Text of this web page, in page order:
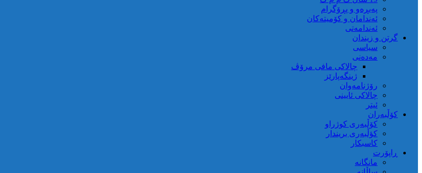
پەیڕەو و پڕۆگرام
ئەندامان و کۆمیتەکان
ئەندامەتی
گرتن و زیندان
سیاسی
مەدەنی
چالاکی مافی مرۆڤ
ژینگەپارێز
رۆژنامەوان
چالاکی ئایینی
ئیتر
کۆڵبەران
کۆڵبەری کوژراو
کؤڵبەری بریندار
کاسبکار
ڕاپۆرت
مانگانە